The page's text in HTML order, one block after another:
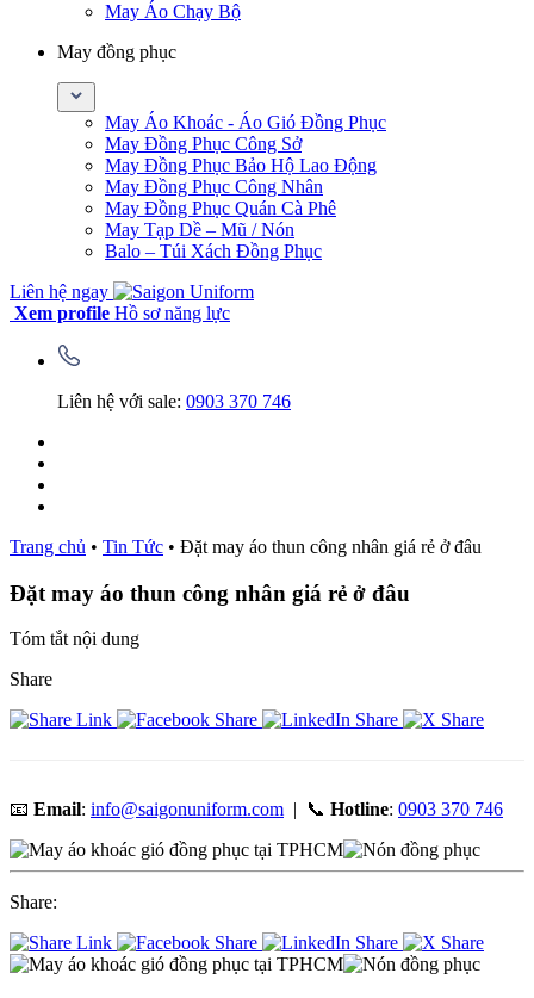
May Áo Chạy Bộ
May đồng phục
May Áo Khoác - Áo Gió Đồng Phục
May Đồng Phục Công Sở
May Đồng Phục Bảo Hộ Lao Động
May Đồng Phục Công Nhân
May Đồng Phục Quán Cà Phê
May Tạp Dề – Mũ / Nón
Balo – Túi Xách Đồng Phục
Liên hệ ngay
Xem profile Hồ sơ năng lực
Liên hệ với sale: 0903 370 746
Trang chủ • Tin Tức • Đặt may áo thun công nhân giá rẻ ở đâu
Đặt may áo thun công nhân giá rẻ ở đâu
Tóm tắt nội dung
Share
📧 Email: info@saigonuniform.com | 📞 Hotline: 0903 370 746
Share: